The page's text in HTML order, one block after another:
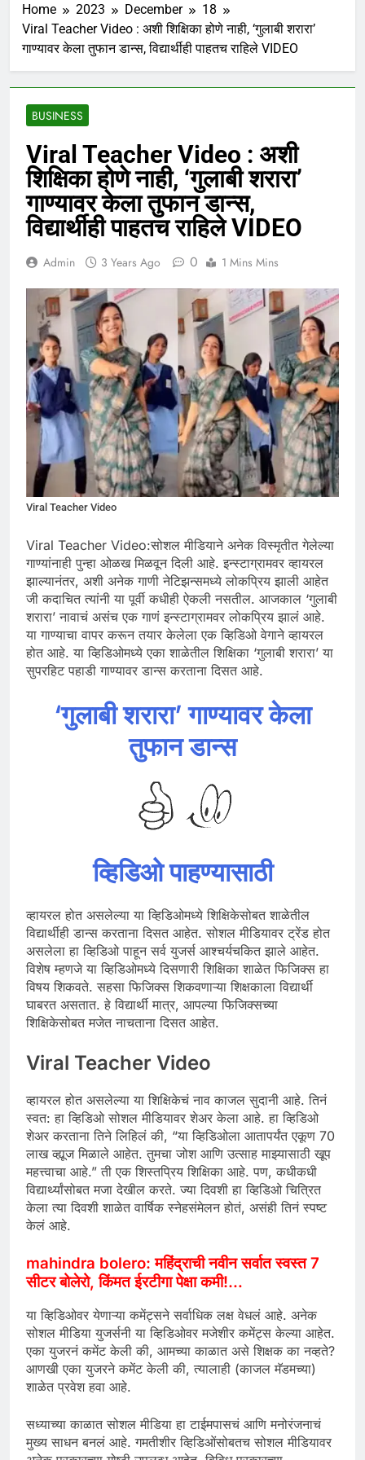
Home 2023 December
18
Viral Teacher Video : अशी शिक्षिका होणे नाही, ‘गुलाबी शरारा’
गाण्यावर केला तुफान डान्स, विद्यार्थीही पाहतच राहिले VIDEO
BUSINESS
Viral Teacher Video : अशी
शिक्षिका होणे नाही, ‘गुलाबी शरारा’
गाण्यावर केला तुफान डान्स,
विद्यार्थीही पाहतच राहिले VIDEO
Admin 3 Years Ago 0 1 Mins Mins
Viral Teacher Video
Viral Teacher Video:सोशल मीडियाने अनेक विस्मृतीत गेलेल्या
गाण्यांनाही पुन्हा ओळख मिळवून दिली आहे. इन्स्टाग्रामवर व्हायरल
झाल्यानंतर, अशी अनेक गाणी नेटिझन्समध्ये लोकप्रिय झाली आहेत
जी कदाचित त्यांनी या पूर्वी कधीही ऐकली नसतील. आजकाल ‘गुलाबी
शरारा’ नावाचं असंच एक गाणं इन्स्टाग्रामवर लोकप्रिय झालं आहे.
या गाण्याचा वापर करून तयार केलेला एक व्हिडिओ वेगाने व्हायरल
होत आहे. या व्हिडिओमध्ये एका शाळेतील शिक्षिका ‘गुलाबी शरारा’ या
सुपरहिट पहाडी गाण्यावर डान्स करताना दिसत आहे.
‘गुलाबी शरारा’ गाण्यावर केला
तुफान डान्स
व्हिडिओ पाहण्यासाठी
व्हायरल होत असलेल्या या व्हिडिओमध्ये शिक्षिकेसोबत शाळेतील
विद्यार्थीही डान्स करताना दिसत आहेत. सोशल मीडियावर ट्रेंड होत
असलेला हा व्हिडिओ पाहून सर्व युजर्स आश्चर्यचकित झाले आहेत.
विशेष म्हणजे या व्हिडिओमध्ये दिसणारी शिक्षिका शाळेत फिजिक्स हा
विषय शिकवते. सहसा फिजिक्स शिकवणाऱ्या शिक्षकाला विद्यार्थी
घाबरत असतात. हे विद्यार्थी मात्र, आपल्या फिजिक्सच्या
शिक्षिकेसोबत मजेत नाचताना दिसत आहेत.
Viral Teacher Video
व्हायरल होत असलेल्या या शिक्षिकेचं नाव काजल सुदानी आहे. तिनं
स्वत: हा व्हिडिओ सोशल मीडियावर शेअर केला आहे. हा व्हिडिओ
शेअर करताना तिने लिहिलं की, “या व्हिडिओला आतापर्यंत एकूण 70
लाख व्ह्यूज मिळाले आहेत. तुमचा जोश आणि उत्साह माझ्यासाठी खूप
महत्त्वाचा आहे.” ती एक शिस्तप्रिय शिक्षिका आहे. पण, कधीकधी
विद्यार्थ्यांसोबत मजा देखील करते. ज्या दिवशी हा व्हिडिओ चित्रित
केला त्या दिवशी शाळेत वार्षिक स्नेहसंमेलन होतं, असंही तिनं स्पष्ट
केलं आहे.
mahindra bolero: महिंद्राची नवीन सर्वात स्वस्त 7
सीटर बोलेरो, किंमत ईरटीगा पेक्षा कमी!…
या व्हिडिओवर येणाऱ्या कमेंट्सने सर्वाधिक लक्ष वेधलं आहे. अनेक
सोशल मीडिया युजर्सनी या व्हिडिओवर मजेशीर कमेंट्स केल्या आहेत.
एका युजरनं कमेंट केली की, आमच्या काळात असे शिक्षक का नव्हते?
आणखी एका युजरने कमेंट केली की, त्यालाही (काजल मॅडमच्या)
शाळेत प्रवेश हवा आहे.
सध्याच्या काळात सोशल मीडिया हा टाईमपासचं आणि मनोरंजनाचं
मुख्य साधन बनलं आहे. गमतीशीर व्हिडिओंसोबतच सोशल मीडियावर